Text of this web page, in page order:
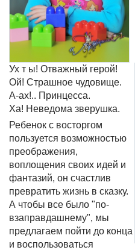
Ух т ы! Отважный герой!
Ой! Страшное чудовище.
А-ах!.. Принцесса.
Ха! Неведома зверушка.
Ребенок с восторгом
пользуется возможностью
преображения,
воплощения своих идей и
фантазий, он счастлив
превратить жизнь в сказку.
А чтобы все было "по-
взаправдашнему", мы
предлагаем пойти до конца
и воспользоваться